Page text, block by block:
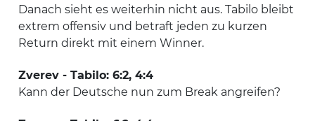
Danach sieht es weiterhin nicht aus. Tabilo bleibt
extrem offensiv und betraft jeden zu kurzen
Return direkt mit einem Winner.
Zverev - Tabilo: 6:2, 4:4
Kann der Deutsche nun zum Break angreifen?